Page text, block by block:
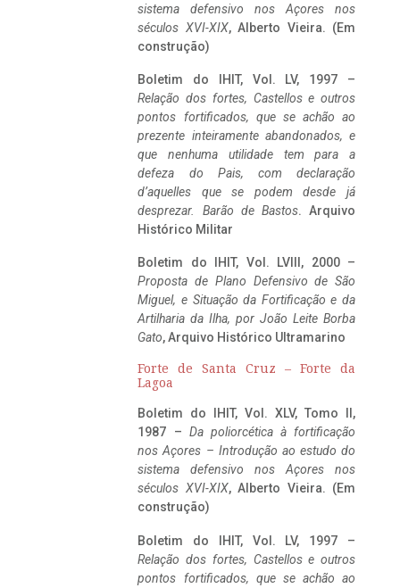
sistema defensivo nos Açores nos
séculos XVI-XIX, Alberto Vieira. (Em
construção)
Boletim do IHIT, Vol. LV, 1997 –
Relação dos fortes, Castellos e outros
pontos fortificados, que se achão ao
prezente inteiramente abandonados, e
que nenhuma utilidade tem para a
defeza do Pais, com declaração
d’aquelles que se podem desde já
desprezar. Barão de Bastos. Arquivo
Histórico Militar
Boletim do IHIT, Vol. LVIII, 2000 –
Proposta de Plano Defensivo de São
Miguel, e Situação da Fortificação e da
Artilharia da Ilha, por João Leite Borba
Gato, Arquivo Histórico Ultramarino
Forte de Santa Cruz – Forte da
Lagoa
Boletim do IHIT, Vol. XLV, Tomo II,
1987 – Da poliorcética à fortificação
nos Açores – Introdução ao estudo do
sistema defensivo nos Açores nos
séculos XVI-XIX, Alberto Vieira. (Em
construção)
Boletim do IHIT, Vol. LV, 1997 –
Relação dos fortes, Castellos e outros
pontos fortificados, que se achão ao